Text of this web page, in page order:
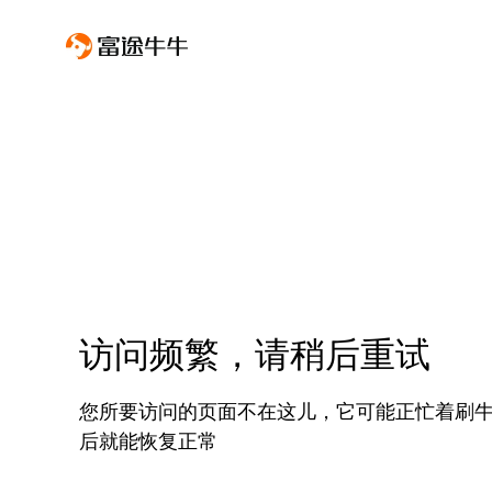
访问频繁，请稍后重试
您所要访问的页面不在这儿，它可能正忙着刷
后就能恢复正常